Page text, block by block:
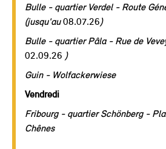
Bulle - quartier Verdel - Route
(jusqu'au08.07.26)
Bulle - quartier Pâla - Rue de
02.09.26 )
Guin - Wolfackerwiese
Vendredi
Fribourg - quartier Schönberg -
Chênes